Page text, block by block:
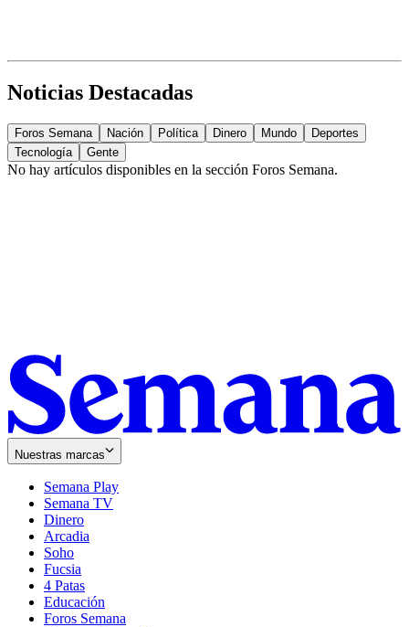
Noticias Destacadas
Foros Semana Nación Política Dinero Mundo
Deportes
Tecnología
Gente
No hay artículos disponibles en la sección Foros Semana.
Nuestras marcas
Semana Play
Semana TV
Dinero
Arcadia
Soho
in
new
window
Fucsia
in
new
window
4 Patas
Educación
Foros Semana